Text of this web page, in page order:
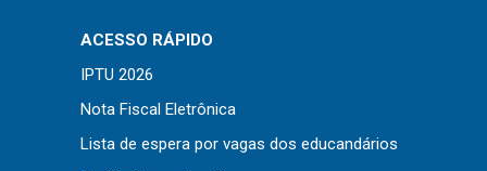
ACESSO RÁPIDO
IPTU 2026
Nota Fiscal Eletrônica
Lista de espera por vagas dos educandários